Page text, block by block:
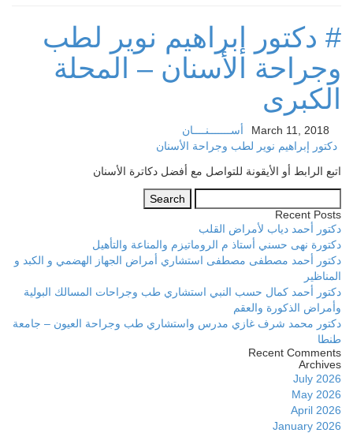
# دكتور إبراهيم نوير لطب
وجراحة الأسنان – المحلة
الكبرى
March 11, 2018
أســـــــنــــان
دكتور إبراهيم نوير لطب وجراحة الأسنان
اتبع الرابط أو الأيقونة للتواصل مع أفضل دكاترة الأسنان
for:
Recent Posts
دكتور أحمد دياب لأمراض القلب
دكتورة نهى حسني أستاذ م الروماتيزم والمناعة والتأهيل
دكتور أحمد مصطفى مصطفى استشاري أمراض الجهاز الهضمي و الكبد و
المناظير
دكتور أحمد كمال حسب النبي استشاري طب وجراحات المسالك البولية
وأمراض الذكورة والعقم
دكتور محمد شرف غازي مدرس واستشاري طب وجراحة العيون – جامعة
طنطا
Recent Comments
Archives
July 2026
May 2026
April 2026
January 2026